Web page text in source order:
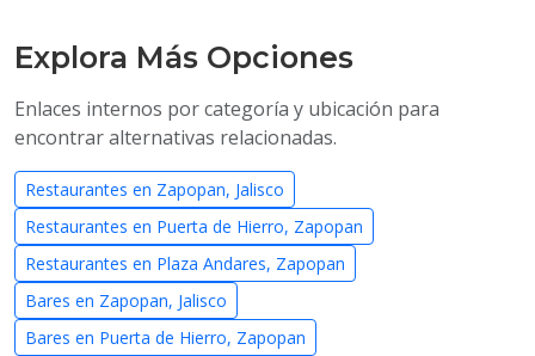
Explora Más Opciones
Enlaces internos por categoría y ubicación para
encontrar alternativas relacionadas.
Restaurantes en Zapopan, Jalisco
Restaurantes en Puerta de Hierro, Zapopan
Restaurantes en Plaza Andares, Zapopan
Bares en Zapopan, Jalisco
Bares en Puerta de Hierro, Zapopan